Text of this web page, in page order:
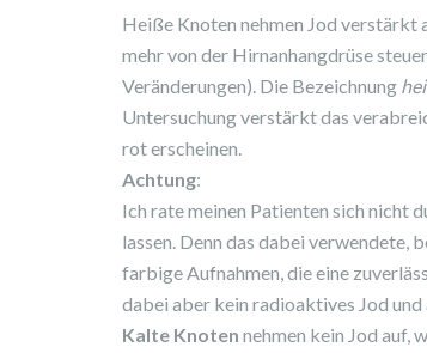
Heiße Knoten nehmen Jod verstärkt
mehr von der Hirnanhangdrüse
Veränderungen). Die Bezeichnung
Untersuchung verstärkt das
rot erscheinen.
Achtung:
Ich rate meinen Patienten sich nicht
lassen. Denn das dabei verwendete,
farbige Aufnahmen, die eine
dabei aber kein radioaktives Jod
Kalte Knoten nehmen kein Jod auf,